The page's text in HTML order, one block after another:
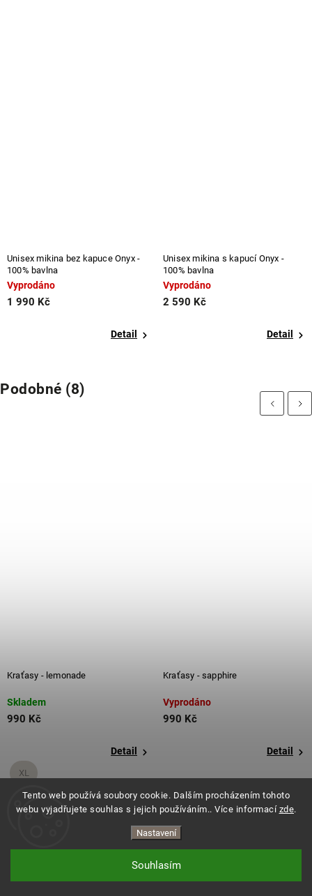
Tento web používá soubory cookie. Dalším procházením tohoto
webu vyjadřujete souhlas s jejich používáním.. Více informací zde.
Nastavení
Souhlasím
Unisex mikina bez kapuce Onyx -
100% bavlna
Vyprodáno
1 990 Kč
Detail
Unisex mikina s kapucí Onyx -
100% bavlna
Vyprodáno
2 590 Kč
Detail
Podobné (8)
Previous
Kraťasy - lemonade
Skladem
990 Kč
Detail
XL
+ další
Kraťasy - sapphire
Vyprodáno
990 Kč
Detail
Next
ES.LEVITATE. Všechna práva vyhrazena.